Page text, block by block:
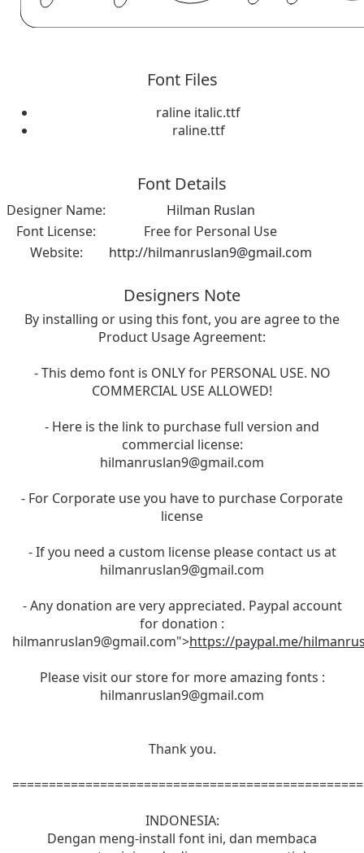
Font Files
raline italic.ttf
raline.ttf
Font Details
Designer Name:
Hilman Ruslan
Font License:
Free for Personal Use
Website:
http://hilmanruslan9@gmail.com
Designers Note
By installing or using this font, you are agree to the
Product Usage Agreement:
- This demo font is ONLY for PERSONAL USE. NO
COMMERCIAL USE ALLOWED!
- Here is the link to purchase full version and
commercial license:
hilmanruslan9@gmail.com
- For Corporate use you have to purchase Corporate
license
- If you need a custom license please contact us at
hilmanruslan9@gmail.com
- Any donation are very appreciated. Paypal account
for donation :
hilmanruslan9@gmail.com">https://paypal.me/
Please visit our store for more amazing fonts :
hilmanruslan9@gmail.com
Thank you.
INDONESIA:
Dengan meng-install font ini, dan membaca